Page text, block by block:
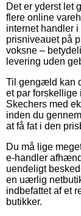
Det er yderst let
flere online
internet handler
prisniveauet på
voksne –
levering uden
Til gengæld kan
et par forskellige
Skechers med
inden du
at få fat i den
Du må lige
e-handler
uendeligt
en uærlig
indbefattet af et
butikker.